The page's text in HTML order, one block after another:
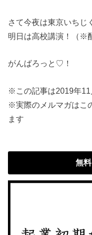
さて今夜は東京いちじ
明日は高校講演！（※
がんばろっと♡！
※この記事は2019年11
※実際のメルマガはこ
ます
無